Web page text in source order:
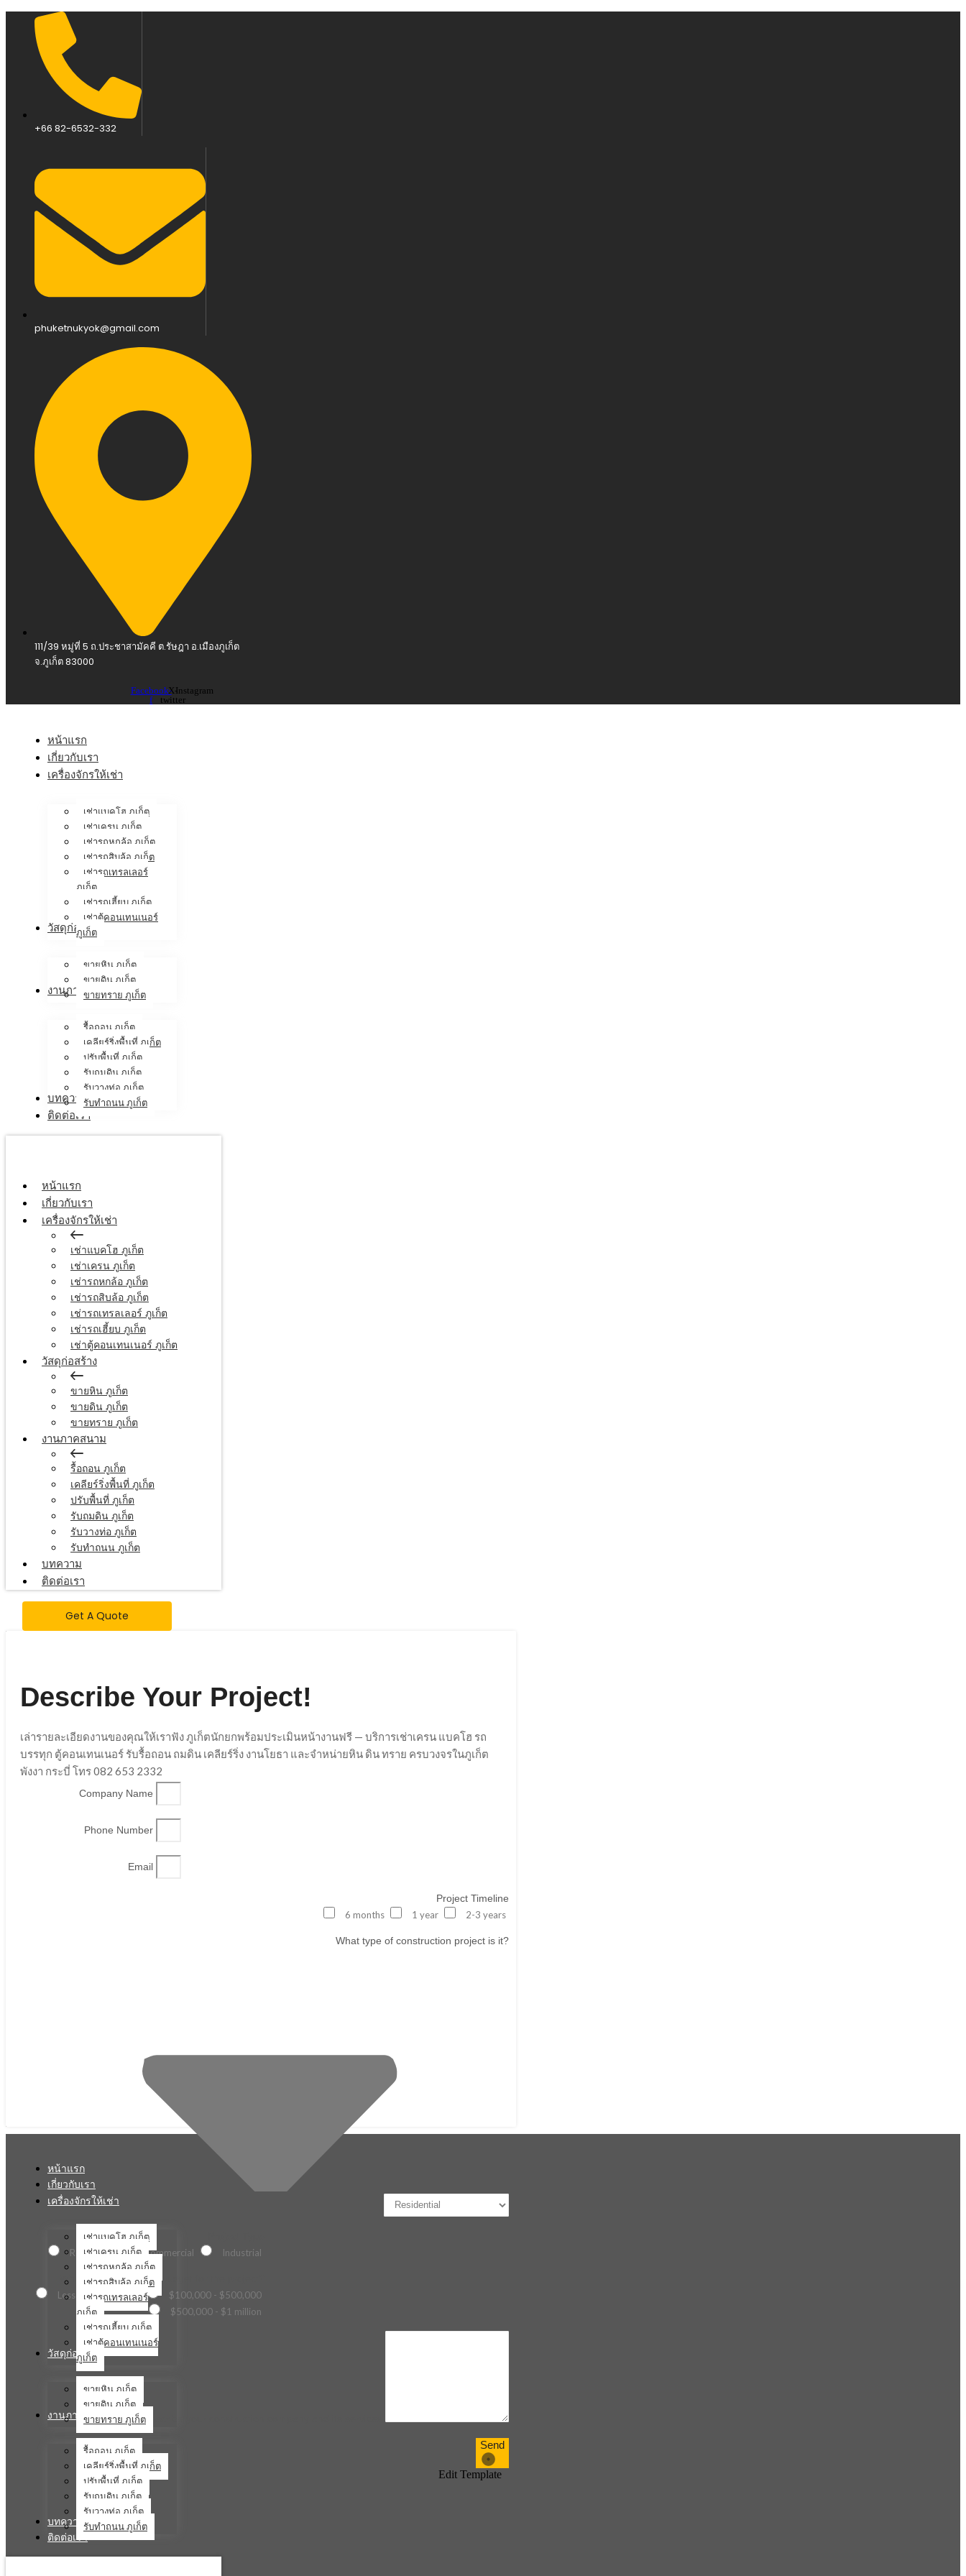
+66 82-6532-332
phuketnukyok@gmail.com
111/39 หมู่ที่ 5 ถ.ประชาสามัคคี ต.รัษฎา อ.เมืองภูเก็ต
จ.ภูเก็ต 83000
Facebook-
f
X-
twitter
Instagram
หน้าแรก
เกี่ยวกับเรา
เครื่องจักรให้เช่า
เช่าแบคโฮ ภูเก็ต
เช่าเครน ภูเก็ต
เช่ารถหกล้อ ภูเก็ต
เช่ารถสิบล้อ ภูเก็ต
เช่ารถเทรลเลอร์
ภูเก็ต
เช่ารถเฮี้ยบ ภูเก็ต
เช่าตู้คอนเทนเนอร์
ภูเก็ต
วัสดุก่อสร้าง
ขายหิน ภูเก็ต
ขายดิน ภูเก็ต
ขายทราย ภูเก็ต
งานภาคสนาม
รื้อถอน ภูเก็ต
เคลียร์ริ่งพื้นที่ ภูเก็ต
ปรับพื้นที่ ภูเก็ต
รับถมดิน ภูเก็ต
รับวางท่อ ภูเก็ต
รับทำถนน ภูเก็ต
บทความ
ติดต่อเรา
หน้าแรก
เกี่ยวกับเรา
เครื่องจักรให้เช่า
เช่าแบคโฮ ภูเก็ต
เช่าเครน ภูเก็ต
เช่ารถหกล้อ ภูเก็ต
เช่ารถสิบล้อ ภูเก็ต
เช่ารถเทรลเลอร์ ภูเก็ต
เช่ารถเฮี้ยบ ภูเก็ต
เช่าตู้คอนเทนเนอร์ ภูเก็ต
วัสดุก่อสร้าง
ขายหิน ภูเก็ต
ขายดิน ภูเก็ต
ขายทราย ภูเก็ต
งานภาคสนาม
รื้อถอน ภูเก็ต
เคลียร์ริ่งพื้นที่ ภูเก็ต
ปรับพื้นที่ ภูเก็ต
รับถมดิน ภูเก็ต
รับวางท่อ ภูเก็ต
รับทำถนน ภูเก็ต
บทความ
ติดต่อเรา
Get A Quote
Describe Your Project!
เล่ารายละเอียดงานของคุณให้เราฟัง ภูเก็ตนักยกพร้อมประเมินหน้างานฟรี — บริการเช่าเครน แบคโฮ รถ
บรรทุก ตู้คอนเทนเนอร์ รับรื้อถอน ถมดิน เคลียร์ริ่ง งานโยธา และจำหน่ายหิน ดิน ทราย ครบวงจรในภูเก็ต
พังงา กระบี่ โทร 082 653 2332
Company Name
Phone Number
Email
Project Timeline
6 months
1 year 2-3 years
What type of construction project is it?
Residential
Commercial Industrial
What is the estimated budget for the project?
Less than $100,000
$100,000 - $500,000
$500,000 - $1 million
Briefly describe your construction company and its services
Send
Edit Template
หน้าแรก
เกี่ยวกับเรา
เครื่องจักรให้เช่า
เช่าแบคโฮ ภูเก็ต
เช่าเครน ภูเก็ต
เช่ารถหกล้อ ภูเก็ต
เช่ารถสิบล้อ ภูเก็ต
เช่ารถเทรลเลอร์
ภูเก็ต
เช่ารถเฮี้ยบ ภูเก็ต
เช่าตู้คอนเทนเนอร์
ภูเก็ต
วัสดุก่อสร้าง
ขายหิน ภูเก็ต
ขายดิน ภูเก็ต
ขายทราย ภูเก็ต
งานภาคสนาม
รื้อถอน ภูเก็ต
เคลียร์ริ่งพื้นที่ ภูเก็ต
ปรับพื้นที่ ภูเก็ต
รับถมดิน ภูเก็ต
รับวางท่อ ภูเก็ต
รับทำถนน ภูเก็ต
บทความ
ติดต่อเรา